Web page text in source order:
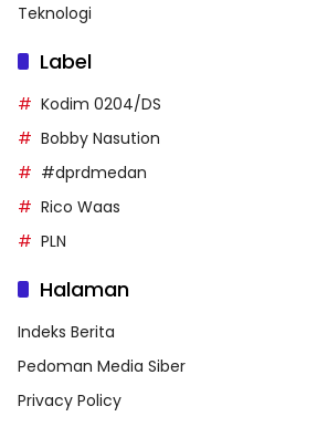
Teknologi
Label
Kodim 0204/DS
Bobby Nasution
#dprdmedan
Rico Waas
PLN
Halaman
Indeks Berita
Pedoman Media Siber
Privacy Policy